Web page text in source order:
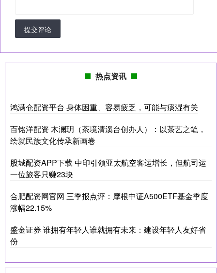
提交评论
热点资讯
鸿满仓配资平台 身体困重、容易疲乏，可能与痰湿有关
百铭洋配资 木澜玥（茶境清溪台创办人）：以茶艺之笔，
绘就民族文化传承新画卷
股城配资APP下载 中印引领亚太航空客运增长，但航司运
一位旅客只赚23块
合肥配资网官网 三季报点评：摩根中证A500ETF基金季度
涨幅22.15%
盛金证券 谁拥有年轻人谁就拥有未来：建设年轻人友好省
份